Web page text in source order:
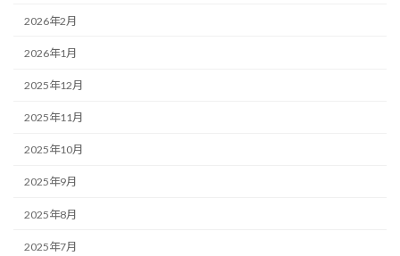
2026年2月
2026年1月
2025年12月
2025年11月
2025年10月
2025年9月
2025年8月
2025年7月